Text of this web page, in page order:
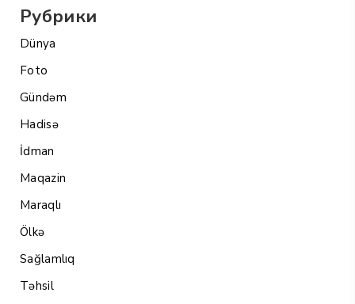
Рубрики
Dünya
Foto
Gündəm
Hadisə
İdman
Maqazin
Maraqlı
Ölkə
Sağlamlıq
Təhsil